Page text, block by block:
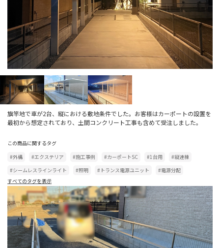
旗竿地で車が2台、縦における敷地条件でした。お客様はカーポートの設置を
最初から想定されており、土間コンクリート工事も含めて受注しました。
この商品に関するタグ
#外構
#エクステリア #施工事例 #カーポートSC #1台用
#縦連棟
#シームレスラインライト
#照明 #トランス電源ユニット
#電源分配
すべてのタグを表示